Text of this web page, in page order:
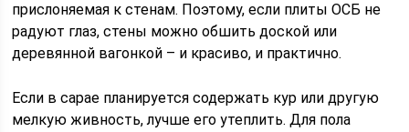
прислоняемая к стенам. Поэтому, если плиты ОСБ не
радуют глаз, стены можно обшить доской или
деревянной вагонкой – и красиво, и практично.
Если в сарае планируется содержать кур или другую
мелкую живность, лучше его утеплить. Для пола